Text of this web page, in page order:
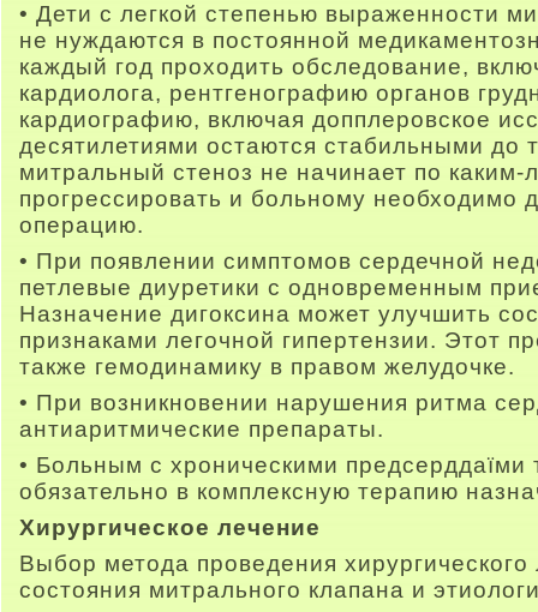
• Дети с легкой степенью выраженности
не нуждаются в постоянной
каждый год проходить обследование,
кардиолога, рентгенографию органов
кардиографию, включая допплеровское
десятилетиями остаются стабильными до
митральный стеноз не начинает по каким-
прогрессировать и больному необходимо
операцию.
• При появлении симптомов сердечной
петлевые диуретики с одновременным
Назначение дигоксина может улучшить
признаками легочной гипертензии. Этот
также гемодинамику в правом желудочке.
• При возникновении нарушения ритма
антиаритмические препараты.
• Больным с хроническими предсерддаїми
обязательно в комплексную терапию
Хирургическое лечение
Выбор метода проведения хирургического
состояния митрального клапана и